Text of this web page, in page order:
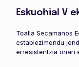
Eskuohial V
Toalla Secamanos
establezimendu
erresistentzia onari